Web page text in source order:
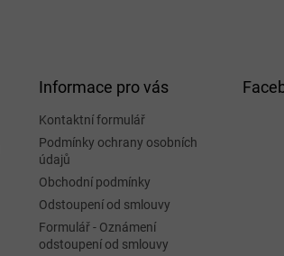
Informace pro vás
Kontaktní formulář
Podmínky ochrany osobních
údajů
Obchodní podmínky
Odstoupení od smlouvy
Formulář - Oznámení
odstoupení od smlouvy